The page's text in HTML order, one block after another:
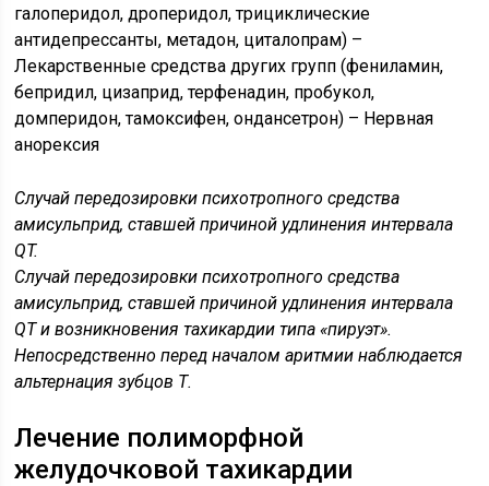
галоперидол, дроперидол, трициклические
антидепрессанты, метадон, циталопрам) –
Лекарственные средства других групп (фениламин,
бепридил, цизаприд, терфенадин, пробукол,
домперидон, тамоксифен, ондансетрон) – Нервная
анорексия
Случай передозировки психотропного средства
амисульприд, ставшей причиной удлинения интервала
QT.
Случай передозировки психотропного средства
амисульприд, ставшей причиной удлинения интервала
QT и возникновения тахикардии типа «пируэт».
Непосредственно перед началом аритмии наблюдается
альтернация зубцов Т.
Лечение полиморфной
желудочковой тахикардии